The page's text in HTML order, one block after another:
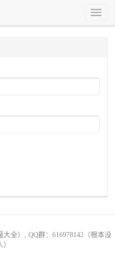
Toggle
大全）, QQ群：616978142（根本没
）